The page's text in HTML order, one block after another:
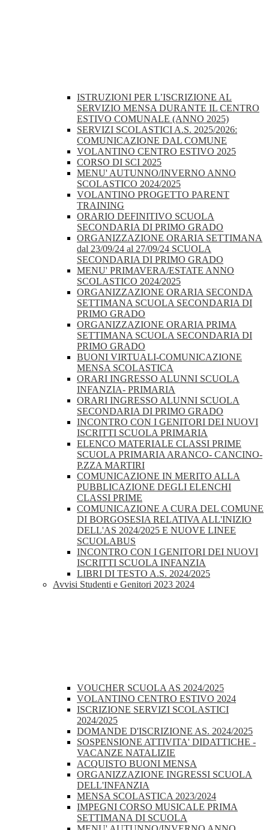
ISTRUZIONI PER L’ISCRIZIONE AL
SERVIZIO MENSA DURANTE IL CENTRO
ESTIVO COMUNALE (ANNO 2025)
SERVIZI SCOLASTICI A.S. 2025/2026:
COMUNICAZIONE DAL COMUNE
VOLANTINO CENTRO ESTIVO 2025
CORSO DI SCI 2025
MENU' AUTUNNO/INVERNO ANNO
SCOLASTICO 2024/2025
VOLANTINO PROGETTO PARENT
TRAINING
ORARIO DEFINITIVO SCUOLA
SECONDARIA DI PRIMO GRADO
ORGANIZZAZIONE ORARIA SETTIMANA
dal 23/09/24 al 27/09/24 SCUOLA
SECONDARIA DI PRIMO GRADO
MENU' PRIMAVERA/ESTATE ANNO
SCOLASTICO 2024/2025
ORGANIZZAZIONE ORARIA SECONDA
SETTIMANA SCUOLA SECONDARIA DI
PRIMO GRADO
ORGANIZZAZIONE ORARIA PRIMA
SETTIMANA SCUOLA SECONDARIA DI
PRIMO GRADO
BUONI VIRTUALI-COMUNICAZIONE
MENSA SCOLASTICA
ORARI INGRESSO ALUNNI SCUOLA
INFANZIA- PRIMARIA
ORARI INGRESSO ALUNNI SCUOLA
SECONDARIA DI PRIMO GRADO
INCONTRO CON I GENITORI DEI NUOVI
ISCRITTI SCUOLA PRIMARIA
ELENCO MATERIALE CLASSI PRIME
SCUOLA PRIMARIA ARANCO- CANCINO-
P.ZZA MARTIRI
COMUNICAZIONE IN MERITO ALLA
PUBBLICAZIONE DEGLI ELENCHI
CLASSI PRIME
COMUNICAZIONE A CURA DEL COMUNE
DI BORGOSESIA RELATIVA ALL'INIZIO
DELL'AS 2024/2025 E NUOVE LINEE
SCUOLABUS
INCONTRO CON I GENITORI DEI NUOVI
ISCRITTI SCUOLA INFANZIA
LIBRI DI TESTO A.S. 2024/2025
Avvisi Studenti e Genitori 2023 2024
VOUCHER SCUOLA AS 2024/2025
VOLANTINO CENTRO ESTIVO 2024
ISCRIZIONE SERVIZI SCOLASTICI
2024/2025
DOMANDE D'ISCRIZIONE AS. 2024/2025
SOSPENSIONE ATTIVITA' DIDATTICHE -
VACANZE NATALIZIE
ACQUISTO BUONI MENSA
ORGANIZZAZIONE INGRESSI SCUOLA
DELL'INFANZIA
MENSA SCOLASTICA 2023/2024
IMPEGNI CORSO MUSICALE PRIMA
SETTIMANA DI SCUOLA